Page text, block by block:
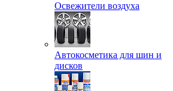
Освежители воздуха
Автокосметика для шин и
дисков